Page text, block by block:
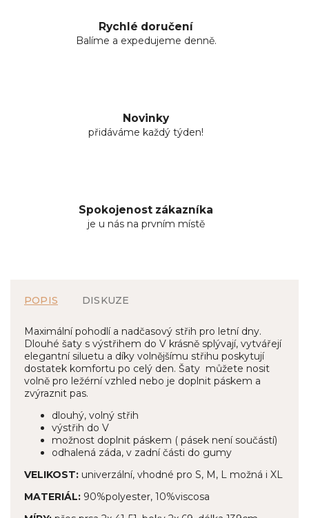
Rychlé doručení
Balíme a expedujeme denně.
Novinky
přidáváme každý týden!
Spokojenost zákazníka
je u nás na prvním místě
POPIS DISKUZE
Maximální pohodlí a nadčasový střih pro letní dny.
Dlouhé šaty s výstřihem do V krásně splývají, vytvářejí
elegantní siluetu a díky volnějšímu střihu poskytují
dostatek komfortu po celý den. Šaty můžete nosit
volně pro ležérní vzhled nebo je doplnit páskem a
zvýraznit pas.
dlouhý, volný střih
výstřih do V
možnost doplnit páskem ( pásek není součástí)
odhalená záda, v zadní části do gumy
VELIKOST: univerzální, vhodné pro S, M, L možná i XL
MATERIÁL: 90%polyester, 10%viscosa